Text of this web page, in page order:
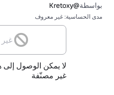
بواسطة@Kretoxy
مدى الحساسية: غير معروف
لا يمكن الوصول إلى
غير مصنّفة